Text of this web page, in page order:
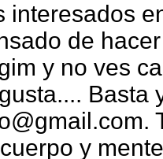
interesados
de
y no ves
Basta
y